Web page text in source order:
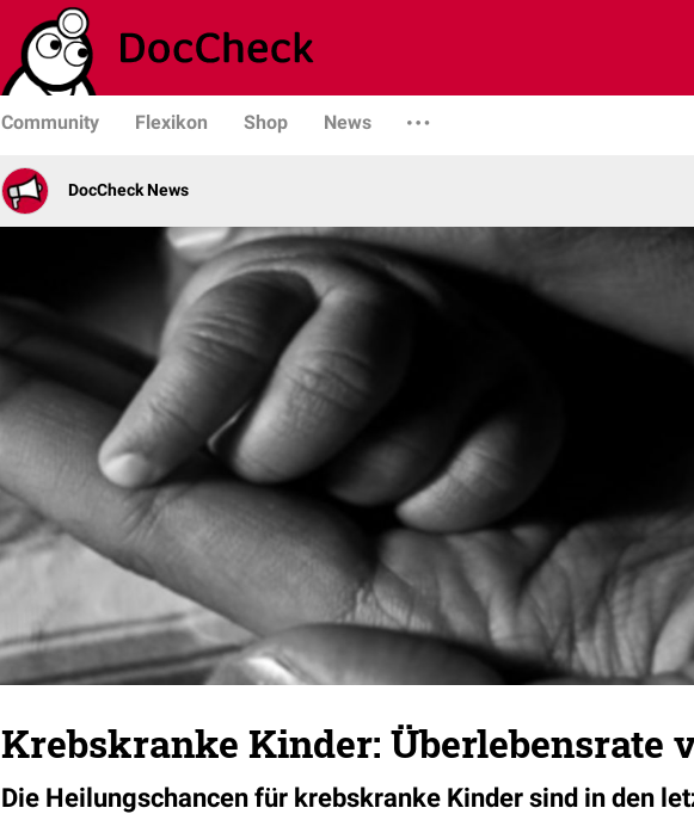
Community Flexikon Shop News
DocCheck News
Krebskranke Kinder: Überlebensrate
Die Heilungschancen für krebskranke Kinder sind in den